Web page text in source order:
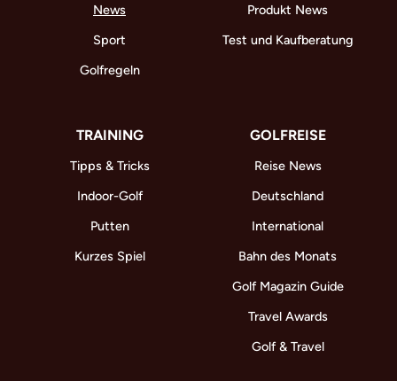
News
Sport
Golfregeln
Produkt News
Test und Kaufberatung
TRAINING
Tipps & Tricks
Indoor-Golf
Putten
Kurzes Spiel
GOLFREISE
Reise News
Deutschland
International
Bahn des Monats
Golf Magazin Guide
Travel Awards
Golf & Travel